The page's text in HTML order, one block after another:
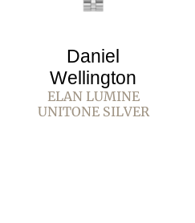
Daniel
Wellington
ELAN LUMINE
UNITONE SILVER